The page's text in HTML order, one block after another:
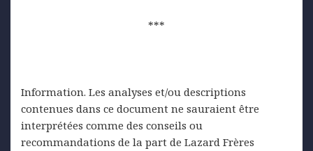
***
Information. Les analyses et/ou descriptions
contenues dans ce document ne sauraient être
interprétées comme des conseils ou
recommandations de la part de Lazard Frères